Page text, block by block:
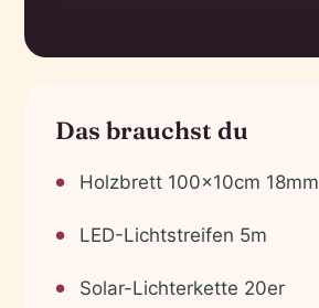
Das brauchst du
Holzbrett 100x10cm 18mm
LED-Lichtstreifen 5m
Solar-Lichterkette 20er